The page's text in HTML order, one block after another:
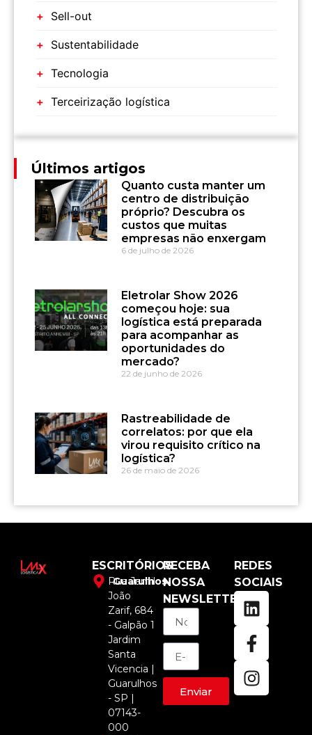
Sell-out
Sustentabilidade
Tecnologia
Terceirização logística
Últimos artigos
Quanto custa manter um
centro de distribuição
próprio? Descubra os
custos que muitas
empresas não enxergam
6 de julho de 2026
Eletrolar Show 2026
começou hoje: sua
logística está preparada
para acompanhar as
oportunidades do
mercado?
22 de junho de 2026
Rastreabilidade de
correlatos: por que ela
virou requisito crítico na
logística?
26 de maio de 2026
ESCRITÓRIOS
Guarulhos
Rua Jamil
João
Zarif, 684
- Galpão 1
Jardim
Santa
Vicencia |
Guarulhos
- SP |
07143-
000
RECEBA
NOSSA
NEWSLETTER
Enviar
REDES
SOCIAIS